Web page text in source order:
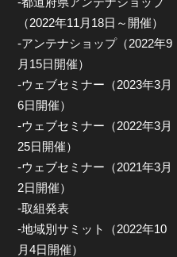
（2022年11月18日～開催）
-アンテナショップ（2022年9
月15日開催）
-ウェブセミナー（2023年3月
6日開催）
-ウェブセミナー（2022年3月
25日開催）
-ウェブセミナー（2021年3月
2日開催）
-取組発表
-地域別サミット（2022年10
月4日開催）